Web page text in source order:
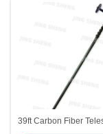
39ft Carbon Fiber